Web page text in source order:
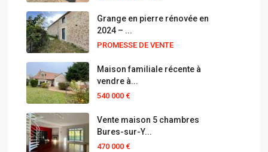
Grange en pierre rénovée en
2024 – ...
PROMESSE DE VENTE
Maison familiale récente à
vendre à...
540 000 €
Vente maison 5 chambres
Bures-sur-Y...
470 000 €